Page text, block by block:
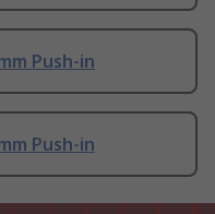
Push-in
Push-in